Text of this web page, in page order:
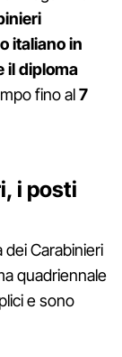
italianoin
il diploma
fino al7
i posti
dei Carabinieri
quadriennale
e sono